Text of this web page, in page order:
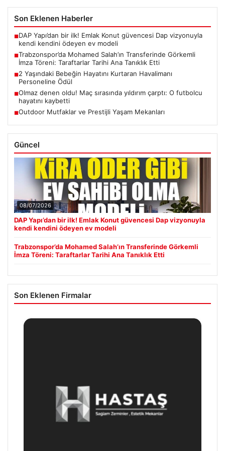
Son Eklenen Haberler
■DAP Yapı’dan bir ilk! Emlak Konut güvencesi Dap vizyonuyla
kendi kendini ödeyen ev modeli
■Trabzonspor’da Mohamed Salah’ın Transferinde Görkemli
İmza Töreni: Taraftarlar Tarihi Ana Tanıklık Etti
■2 Yaşındaki Bebeğin Hayatını Kurtaran Havalimanı
Personeline Ödül
■Olmaz denen oldu! Maç sırasında yıldırım çarptı: O futbolcu
hayatını kaybetti
■Outdoor Mutfaklar ve Prestijli Yaşam Mekanları
Güncel
08/07/2026
DAP Yapı’dan bir ilk! Emlak Konut güvencesi Dap vizyonuyla
kendi kendini ödeyen ev modeli
Trabzonspor’da Mohamed Salah’ın Transferinde Görkemli
İmza Töreni: Taraftarlar Tarihi Ana Tanıklık Etti
Son Eklenen Firmalar